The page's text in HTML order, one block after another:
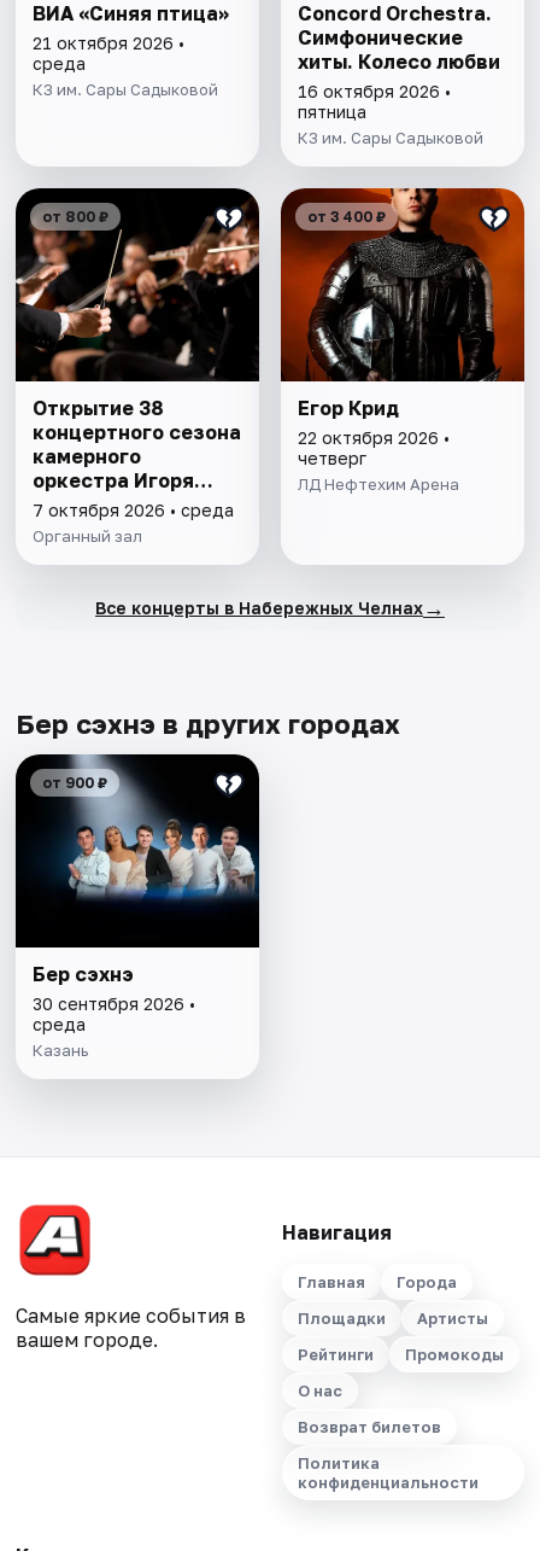
ВИА «Синяя птица»
21 октября 2026 •
среда
КЗ им. Сары Садыковой
Concord Orchestra.
Симфонические
хиты. Колесо любви
16 октября 2026 •
пятница
КЗ им. Сары Садыковой
от 800 ₽
Открытие 38
концертного сезона
камерного
оркестра Игоря
Лермана
7 октября 2026 • среда
Органный зал
от 3 400 ₽
Егор Крид
22 октября 2026 •
четверг
ЛД Нефтехим Арена
Все концерты в Набережных Челнах→
Бер сэхнэ в других городах
от 900 ₽
Бер сэхнэ
30 сентября 2026 •
среда
Казань
Самые яркие события в
вашем городе.
Навигация
Главная
Города
Площадки
Артисты
Рейтинги
Промокоды
О нас
Возврат билетов
Политика
конфиденциальности